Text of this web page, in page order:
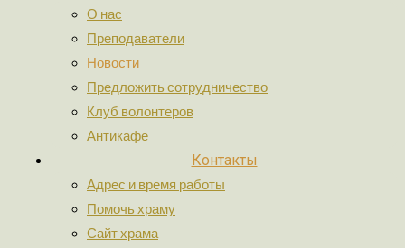
О нас
Преподаватели
Новости
Предложить сотрудничество
Клуб волонтеров
Антикафе
Контакты
Адрес и время работы
Помочь храму
Сайт храма